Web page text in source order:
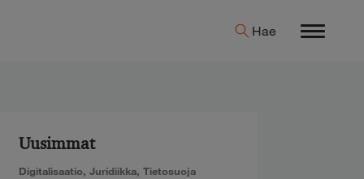
Hae Menu
Uusimmat
Digitalisaatio,Juridiikka,Tietosuoja